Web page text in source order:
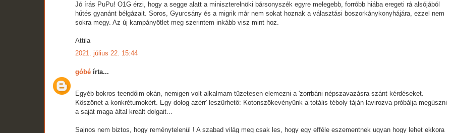
Jó írás PuPu! O1G érzi, hogy a segge alatt a miniszterelnöki bársonyszék egyre melegebb, forróbb hiába eregeti rá alsójából
hűtés gyanánt bélgázait. Soros, Gyurcsány és a migrik már nem sokat hoznak a választási boszorkánykonyhájára, ezzel nem
sokra megy. Az új kampányötlet meg szerintem inkább visz mint hoz.
Attila
2021. július 22. 15:44
góbé írta...
Egyéb bokros teendőim okán, nemigen volt alkalmam tüzetesen elemezni a 'zorrbáni népszavazásra szánt kérdéseket.
Köszönet a konkrétumokért. Egy dolog azérr' leszürhető: Kotonszökevényünk a totális téboly táján lavirozva próbálja megúszni
a saját maga által kreált dolgait...
Sajnos nem biztos, hogy reménytelenül ! A szabad világ meg csak les, hogy egy efféle eszementnek ugyan hogy lehet ekkora